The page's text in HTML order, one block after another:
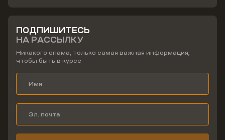
ПОДПИШИТЕСЬ
НА РАССЫЛКУ
Никакого спама, только самая важная информация,
чтобы быть в курсе